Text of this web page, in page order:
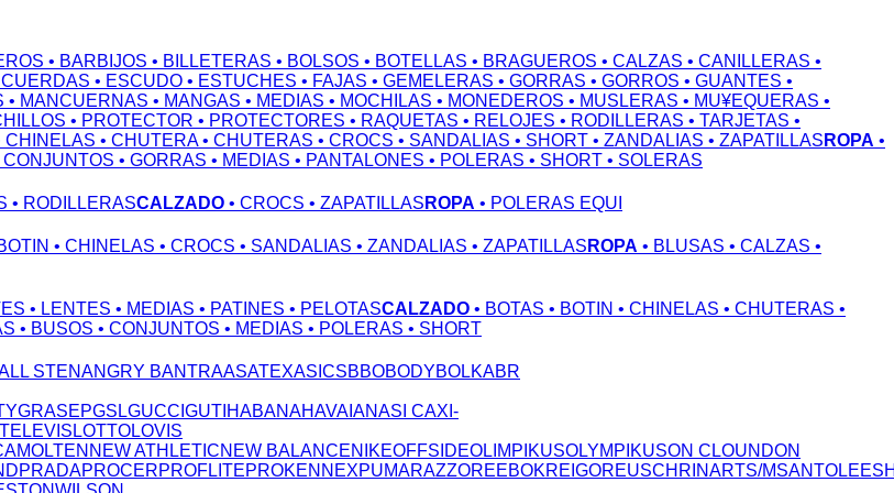
• BARBIJOS • BILLETERAS • BOLSOS • BOTELLAS • BRAGUEROS • CALZAS • CANILLERAS •
CUERDAS • ESCUDO • ESTUCHES • FAJAS • GEMELERAS • GORRAS • GORROS • GUANTES •
• MANCUERNAS • MANGAS • MEDIAS • MOCHILAS • MONEDEROS • MUSLERAS • MU¥EQUERAS •
• PROTECTOR • PROTECTORES • RAQUETAS • RELOJES • RODILLERAS • TARJETAS •
CHINELAS • CHUTERA• CHUTERAS • CROCS • SANDALIAS • SHORT • ZANDALIAS • ZAPATILLAS ROPA •
CONJUNTOS • GORRAS • MEDIAS • PANTALONES • POLERAS • SHORT • SOLERAS
• RODILLERASCALZADO • CROCS • ZAPATILLAS ROPA • POLERAS EQUI
• CHINELAS • CROCS • SANDALIAS • ZANDALIAS • ZAPATILLAS ROPA • BLUSAS • CALZAS •
• LENTES • MEDIAS • PATINES • PELOTASCALZADO • BOTAS • BOTIN • CHINELAS • CHUTERAS •
• BUSOS • CONJUNTOS • MEDIAS • POLERAS • SHORT
STENANGRY BANTRAASATEXASICSBBOBODYBOLKABR
GRASEPGSLGUCCI GUTI HABANAHAVAIANAS I CAX I-
LEVIS LOTTOLOVIS
MOLTEN NEW ATHLETICNEW BALANCENIKEOFFSIDEOLIMPIKUSOLYMPIKUSON CLOUNDON
PRADAPROCERPROFLITEPROKENNEXPUMARAZZOREEBOKREIGOREUSCH RINARTS/MSANTOLEE